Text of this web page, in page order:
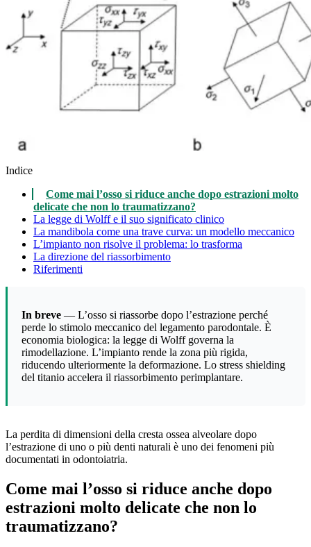
Indice
Come mai l’osso si riduce anche dopo estrazioni molto
delicate che non lo traumatizzano?
La legge di Wolff e il suo significato clinico
La mandibola come una trave curva: un modello meccanico
L’impianto non risolve il problema: lo trasforma
La direzione del riassorbimento
Riferimenti
In breve — L’osso si riassorbe dopo l’estrazione perché
perde lo stimolo meccanico del legamento parodontale. È
economia biologica: la legge di Wolff governa la
rimodellazione. L’impianto rende la zona più rigida,
riducendo ulteriormente la deformazione. Lo stress shielding
del titanio accelera il riassorbimento perimplantare.
La perdita di dimensioni della cresta ossea alveolare dopo
l’estrazione di uno o più denti naturali è uno dei fenomeni più
documentati in odontoiatria.
Come mai l’osso si riduce anche dopo
estrazioni molto delicate che non lo
traumatizzano?